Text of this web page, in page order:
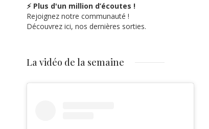
⚡ Plus d'un million d’écoutes !
Rejoignez notre communauté !
Découvrez ici, nos dernières sorties.
La vidéo de la semaine